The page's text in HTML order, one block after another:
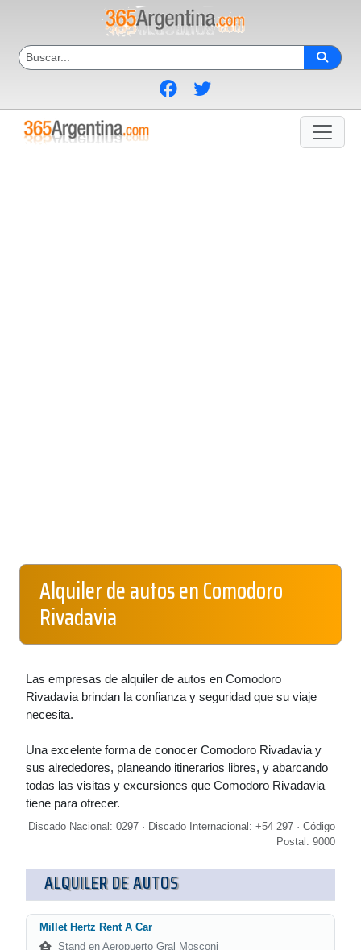
Alquiler de autos en Comodoro
Rivadavia
Las empresas de alquiler de autos en Comodoro
Rivadavia brindan la confianza y seguridad que su viaje
necesita.
Una excelente forma de conocer Comodoro Rivadavia y
sus alrededores, planeando itinerarios libres, y abarcando
todas las visitas y excursiones que Comodoro Rivadavia
tiene para ofrecer.
Discado Nacional: 0297 · Discado Internacional: +54 297 · Código
Postal: 9000
ALQUILER DE AUTOS
Millet Hertz Rent A Car
Stand en Aeropuerto Gral Mosconi